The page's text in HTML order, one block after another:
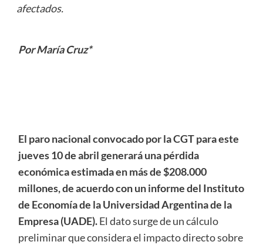
afectados.
Por María Cruz*
El paro nacional convocado por la CGT para este
jueves 10 de abril generará una pérdida
económica estimada en más de $208.000
millones, de acuerdo con un informe del Instituto
de Economía de la Universidad Argentina de la
Empresa (UADE).El dato surge de un cálculo
preliminar que considera el impacto directo sobre